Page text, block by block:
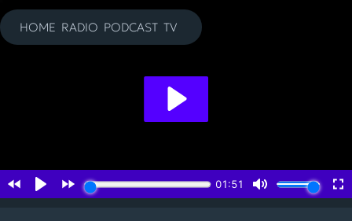
Zum
Inhalt
springen
HOME RADIO PODCAST TV